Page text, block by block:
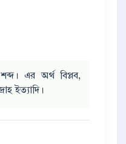
এর অর্থ বিপ্লব,
ইত্যাদি।